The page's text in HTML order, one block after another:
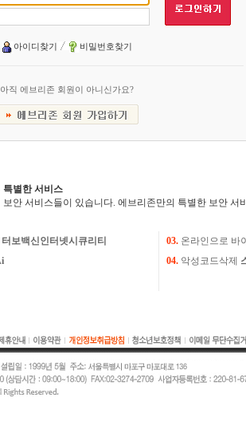
아이디찾기 비밀번호찾기
아직 에브리존 회원이 아니신가요?
특별한 서비스
안 서비스들이 있습니다. 에브리존만의 특별한 보안 서
터보백신인터넷시큐리티 03. 온라인으로 바
04. 악성코드삭제